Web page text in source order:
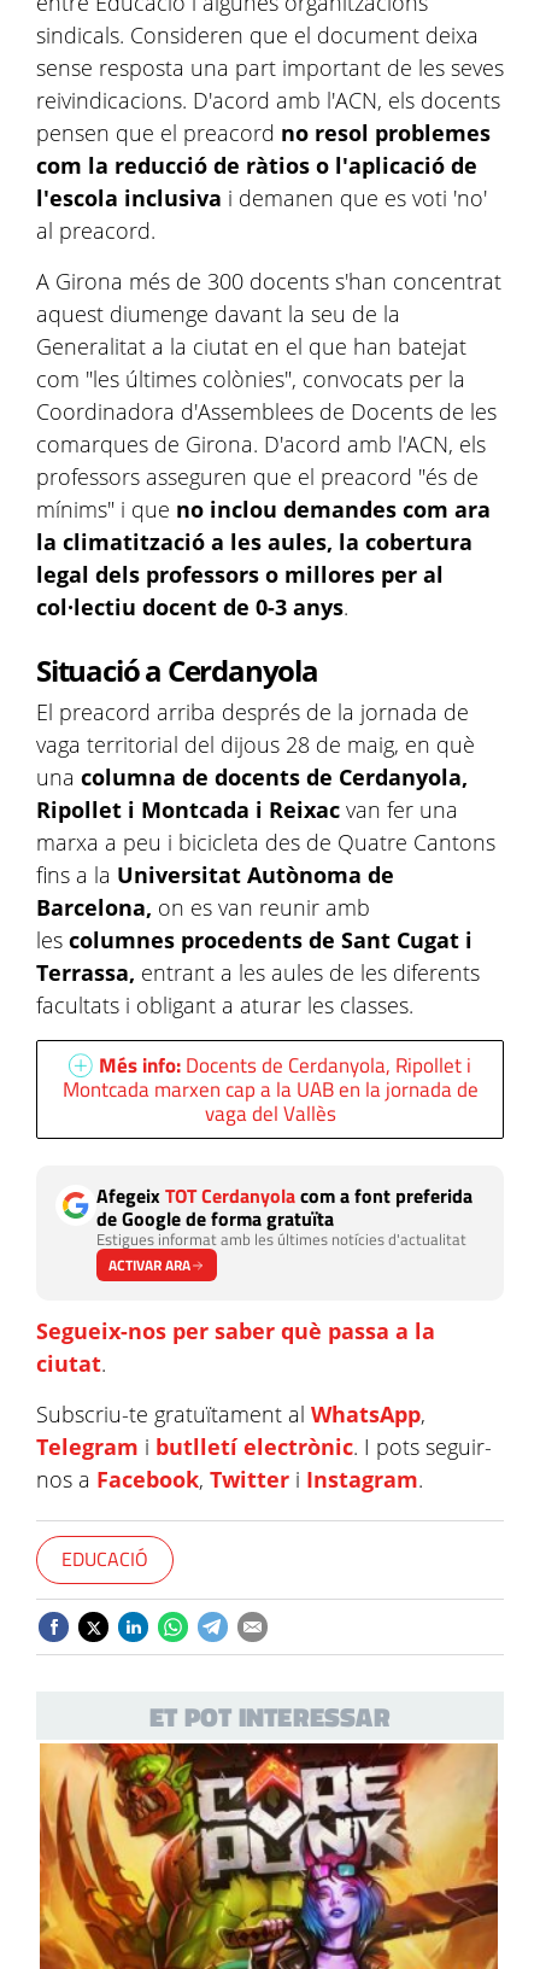
sindicals. Consideren que el document deixa
sense resposta una part important de les seves
reivindicacions. D'acord amb l'ACN, els docents
pensen que el preacord no resol problemes
com la reducció de ràtios o l'aplicació de
l'escola inclusiva i demanen que es voti 'no'
al preacord.
A Girona més de 300 docents s'han concentrat
aquest diumenge davant la seu de la
Generalitat a la ciutat en el que han batejat
com "les últimes colònies", convocats per la
Coordinadora d'Assemblees de Docents de les
comarques de Girona. D'acord amb l'ACN, els
professors asseguren que el preacord "és de
mínims" i que no inclou demandes com ara
la climatització a les aules, la cobertura
legal dels professors o millores per al
col·lectiu docent de 0-3 anys.
Situació a Cerdanyola
El preacord arriba després de la jornada de
vaga territorial del dijous 28 de maig, en què
una columna de docents de Cerdanyola,
Ripollet i Montcada i Reixac van fer una
marxa a peu i bicicleta des de Quatre Cantons
fins a la Universitat Autònoma de
Barcelona, on es van reunir amb
les columnes procedents de Sant Cugat i
Terrassa, entrant a les aules de les diferents
facultats i obligant a aturar les classes.
Més info:Docents de Cerdanyola, Ripollet i
Montcada marxen cap a la UAB en la jornada de
vaga del Vallès
AfegeixTOT Cerdanyolacom a font preferida
de Google de forma gratuïta
Estigues informat amb les últimes notícies d'actualitat
ACTIVAR ARA
Segueix-nos per saber què passa a la
ciutat.
Subscriu-te gratuïtament al WhatsApp,
Telegram i butlletí electrònic. I pots seguir-
nos a Facebook, Twitter i Instagram.
EDUCACIÓ
ET POT INTERESSAR